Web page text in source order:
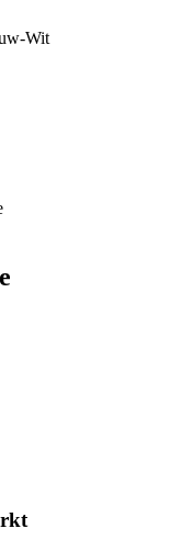
Wit